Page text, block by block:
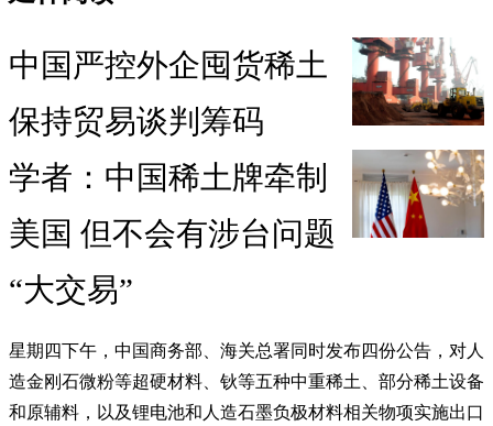
中国严控外企囤货稀土
保持贸易谈判筹码
学者：中国稀土牌牵制
美国 但不会有涉台问题
“大交易”
星期四下午，中国商务部、海关总署同时发布四份公告，对人
造金刚石微粉等超硬材料、钬等五种中重稀土、部分稀土设备
和原辅料，以及锂电池和人造石墨负极材料相关物项实施出口